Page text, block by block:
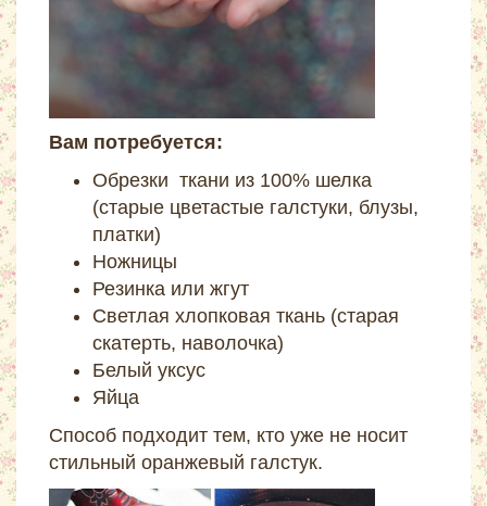
Вам потребуется:
Обрезки ткани из 100% шелка
(старые цветастые галстуки, блузы,
платки)
Ножницы
Резинка или жгут
Светлая хлопковая ткань (старая
скатерть, наволочка)
Белый уксус
Яйца
Способ подходит тем, кто уже не носит
стильный оранжевый галстук.